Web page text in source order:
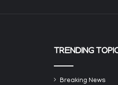
TRENDING
Breaking News